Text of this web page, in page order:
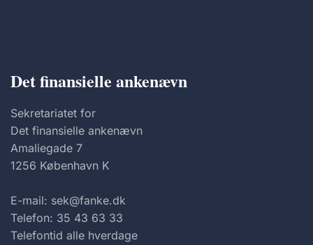
Det finansielle ankenævn
Sekretariatet for
Det finansielle ankenævn
Amaliegade 7
1256 København K
E-mail: sek@fanke.dk
Telefon: 35 43 63 33
Telefontid alle hverdage